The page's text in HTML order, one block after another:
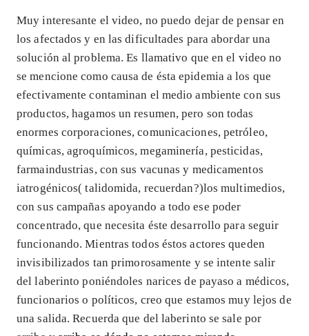
Muy interesante el video, no puedo dejar de pensar en
los afectados y en las dificultades para abordar una
solución al problema. Es llamativo que en el video no
se mencione como causa de ésta epidemia a los que
efectivamente contaminan el medio ambiente con sus
productos, hagamos un resumen, pero son todas
enormes corporaciones, comunicaciones, petróleo,
químicas, agroquímicos, megaminería, pesticidas,
farmaindustrias, con sus vacunas y medicamentos
iatrogénicos( talidomida, recuerdan?)los multimedios,
con sus campañas apoyando a todo ese poder
concentrado, que necesita éste desarrollo para seguir
funcionando. Mientras todos éstos actores queden
invisibilizados tan primorosamente y se intente salir
del laberinto poniéndoles narices de payaso a médicos,
funcionarios o políticos, creo que estamos muy lejos de
una salida. Recuerda que del laberinto se sale por